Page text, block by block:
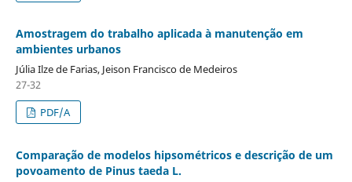
Amostragem do trabalho aplicada à manutenção em
ambientes urbanos
Júlia Ilze de Farias, Jeison Francisco de Medeiros
27-32
PDF/A
Comparação de modelos hipsométricos e descrição de um
povoamento de Pinus taeda L.